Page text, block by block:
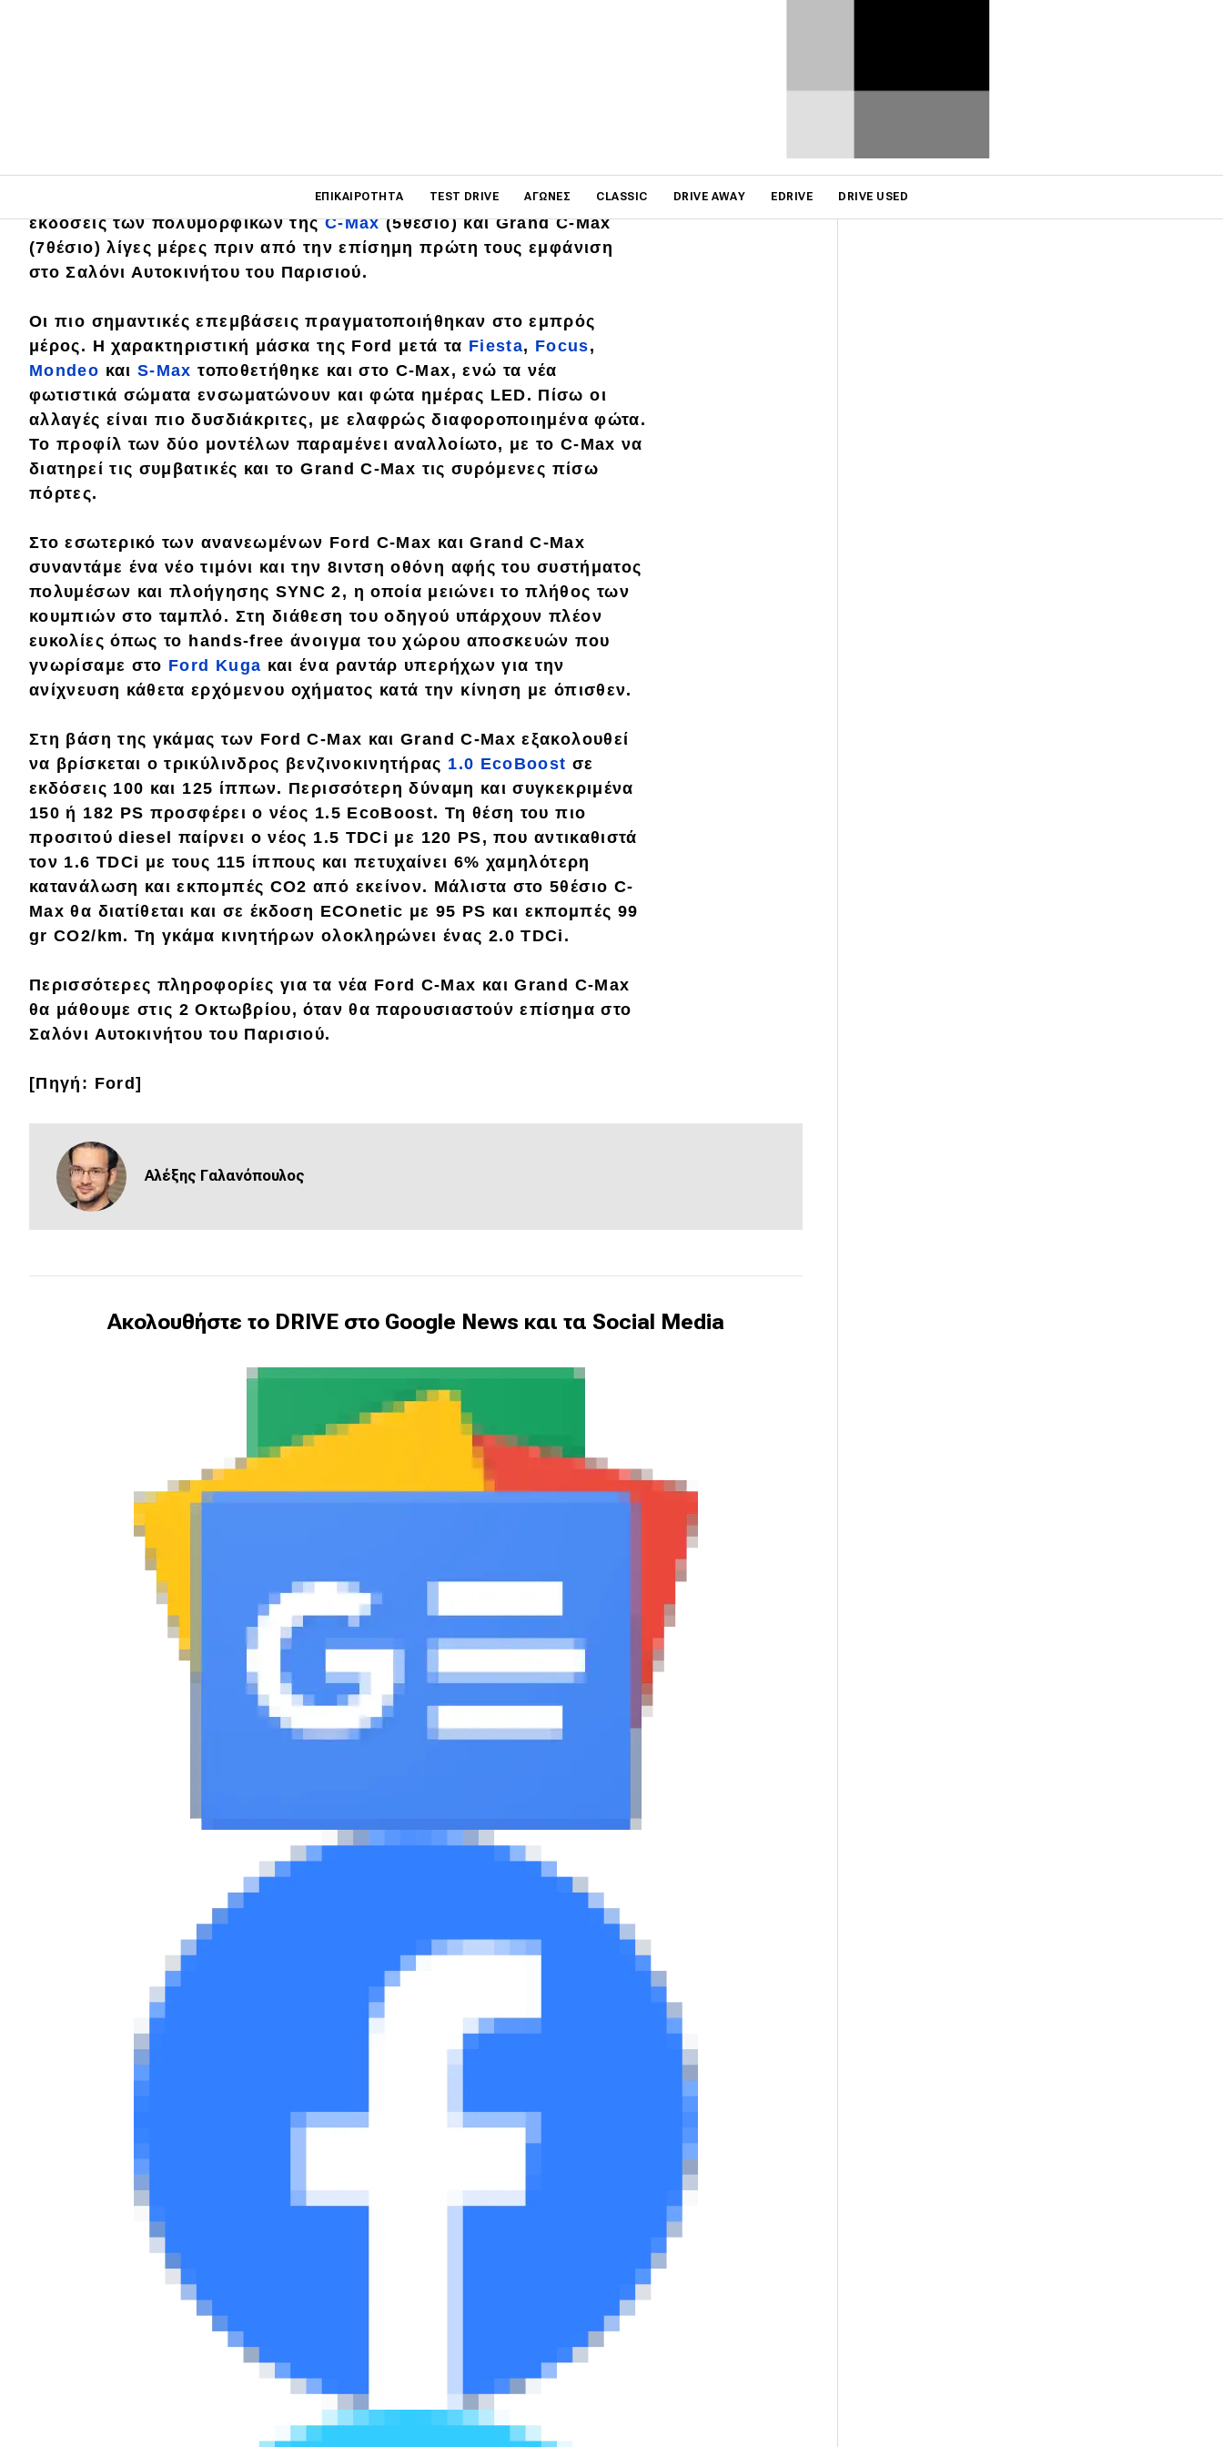
ΕΠΙΚΑΙΡΌΤΗΤΑ TEST DRIVE ΑΓΏΝΕΣ CLASSIC DRIVE AWAY EDRIVE DRIVE USED
Main navigation
Νέα μοντέλα
Πρωτότυπα
Ελλάδα
Κόσμος
Τεχνολογία
Ασφάλεια
Αγορά
Απόψεις
Test Drive
Δοκιμή
Συγκρίνουμε
Αγώνες
Formula 1
WRC
Motorsport
Eco
Νέα
Τεχνολογία
Σταθμοί φόρτισης
Classic
Οδηγός αγοράς
Συμβουλές
της, η Ford αποκάλυψε τις ανανεωμένες
εκδόσεις των πολυμορφικών τηςC-Max(5θέσιο) και Grand C-Max
(7θέσιο) λίγες μέρες πριν από την επίσημη πρώτη τους εμφάνιση
στο Σαλόνι Αυτοκινήτου του Παρισιού.
Οι πιο σημαντικές επεμβάσεις πραγματοποιήθηκαν στοεμπρός
μέρος. Η χαρακτηριστική μάσκα της Ford μετά τα Fiesta, Focus,
Mondeo και S-Max τοποθετήθηκε και στο C-Max, ενώ τα νέα
φωτιστικά σώματα ενσωματώνουν και φώτα ημέρας LED. Πίσω οι
αλλαγές είναι πιο δυσδιάκριτες, με ελαφρώς διαφοροποιημένα φώτα.
Τοπροφίλ των δύο μοντέλων παραμένει αναλλοίωτο, με το C-Max να
διατηρεί τις συμβατικές και τοGrand C-Max τις συρόμενες πίσω
πόρτες.
Στοεσωτερικό των ανανεωμένων Ford C-Max καιGrand C-Max
συναντάμε ένα νέο τιμόνι και την 8ιντση οθόνη αφής του συστήματος
πολυμέσων και πλοήγησης SYNC 2, η οποία μειώνει το πλήθος των
κουμπιών στο ταμπλό. Στη διάθεση του οδηγού υπάρχουν πλέον
ευκολίες όπως το hands-free άνοιγμα του χώρου αποσκευών που
γνωρίσαμε στο Ford Kuga και ένα ραντάρ υπερήχων για την
ανίχνευση κάθετα ερχόμενου οχήματος κατά την κίνηση με όπισθεν.
Στη βάση της γκάμας των Ford C-Max καιGrand C-Max εξακολουθεί
να βρίσκεται ο τρικύλινδρος βενζινοκινητήρας 1.0 EcoBoost σε
εκδόσεις 100 και 125 ίππων. Περισσότερη δύναμη και συγκεκριμένα
150 ή 182 PS προσφέρει ο νέος 1.5 EcoBoost. Τη θέση του πιο
προσιτούdiesel παίρνει ο νέος 1.5 TDCi με 120 PS, που αντικαθιστά
τον 1.6 TDCi με τους 115 ίππους και πετυχαίνει 6% χαμηλότερη
κατανάλωση και εκπομπές CO2 από εκείνον. Μάλιστα στο5θέσιο C-
Max θα διατίθεται και σε έκδοση ECOnetic με 95 PS και εκπομπές 99
gr CO2/km. Τη γκάμα κινητήρων ολοκληρώνει ένας 2.0 TDCi .
Περισσότερες πληροφορίες για τα νέα Ford C-Max καιGrand C-Max
θα μάθουμε στις 2 Οκτωβρίου, όταν θα παρουσιαστούν επίσημα στο
Σαλόνι Αυτοκινήτου του Παρισιού.
[Πηγή: Ford]
Αλέξης Γαλανόπουλος
Ακολουθήστε το DRIVE στο Google News και τα Social Media